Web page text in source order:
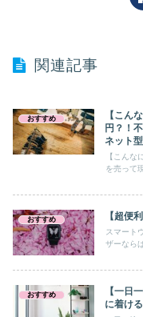
関連記事
おすすめ
【こん
円？！
ネット
【こんな
を売って
おすすめ 【超便
スマート
ザーなら
おすすめ
【一日
に着ける